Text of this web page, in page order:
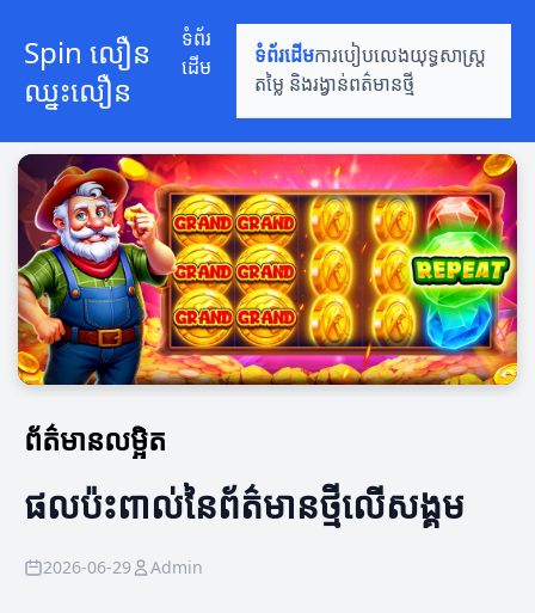
Spin លឿន
ឈ្នះលឿន
ទំព័រ
ដើម
ទំព័រដើមការបៀបលេងយុទ្ធសាស្ត្រ
តម្លៃ និងរង្វាន់ពត៌មានថ្មី
ព័ត៌មានលម្អិត
ផលប៉ះពាល់នៃព័ត៌មានថ្មីលើសង្គម
2026-06-29 Admin